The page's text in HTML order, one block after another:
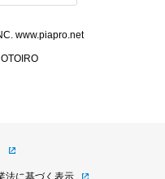
www.piapro.net
法に基づく表示